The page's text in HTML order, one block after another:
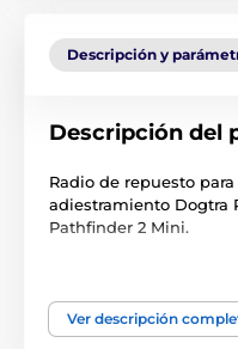
Descripción y
Descripción del
Radio de repuesto
adiestramiento Dogtra
Pathfinder 2 Mini.
Las especificaciones
Ver descripción